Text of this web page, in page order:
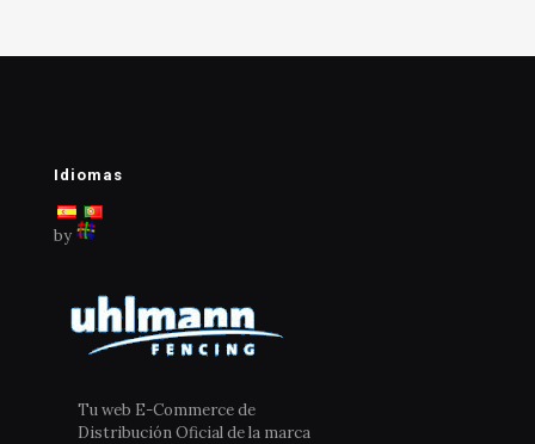
variantes.
elegir
página
Idiomas
by
Tu web E-Commerce de
Distribución Oficial de la marca